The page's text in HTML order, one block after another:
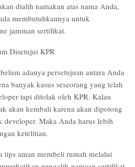
dialih namakan atas nama Anda,
membutuhkannya untuk
jaminan sertifikat.
Disetujui KPR
adanya persetujuan antara Anda
banyak kasus seseorang yang telah
tapi ditolak oleh KPR. Kalau
akan kembali karena akan dipotong
developer. Maka Anda harus lebih
ketelitian.
tips aman membeli rumah melalui